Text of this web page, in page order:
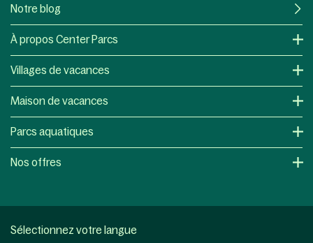
Notre blog
À propos Center Parcs
Villages de vacances
Maison de vacances
Parcs aquatiques
Nos offres
Sélectionnez votre langue